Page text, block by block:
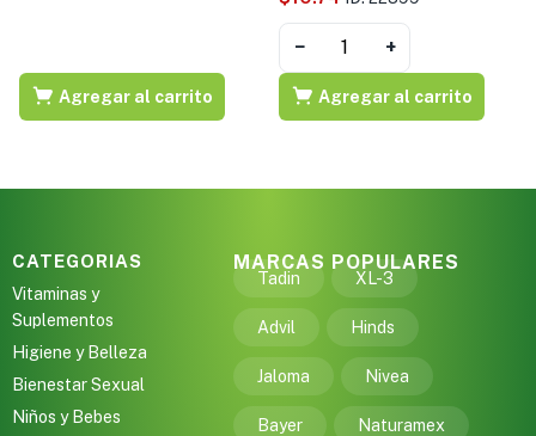
Agregar al carrito
− +
Agregar al carrito
CATEGORIAS
Vitaminas y
Suplementos
Higiene y Belleza
Bienestar Sexual
Niños y Bebes
MARCAS POPULARES
Tadin XL-3
Advil Hinds
Jaloma Nivea
Bayer Naturamex